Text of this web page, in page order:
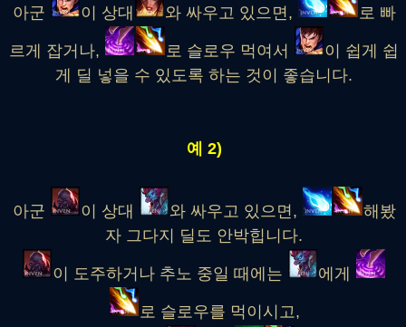
아군 이 상대 와 싸우고 있으면, 로 빠
르게 잡거나, 로 슬로우 먹여서
이 쉽게 쉽
게 딜 넣을 수 있도록 하는 것이 좋습니다.
예 2)
아군 이 상대 와 싸우고 있으면,
해봤
자 그다지 딜도 안박힙니다.
이 도주하거나 추노 중일 때에는 에게
로 슬로우를 먹이시고,